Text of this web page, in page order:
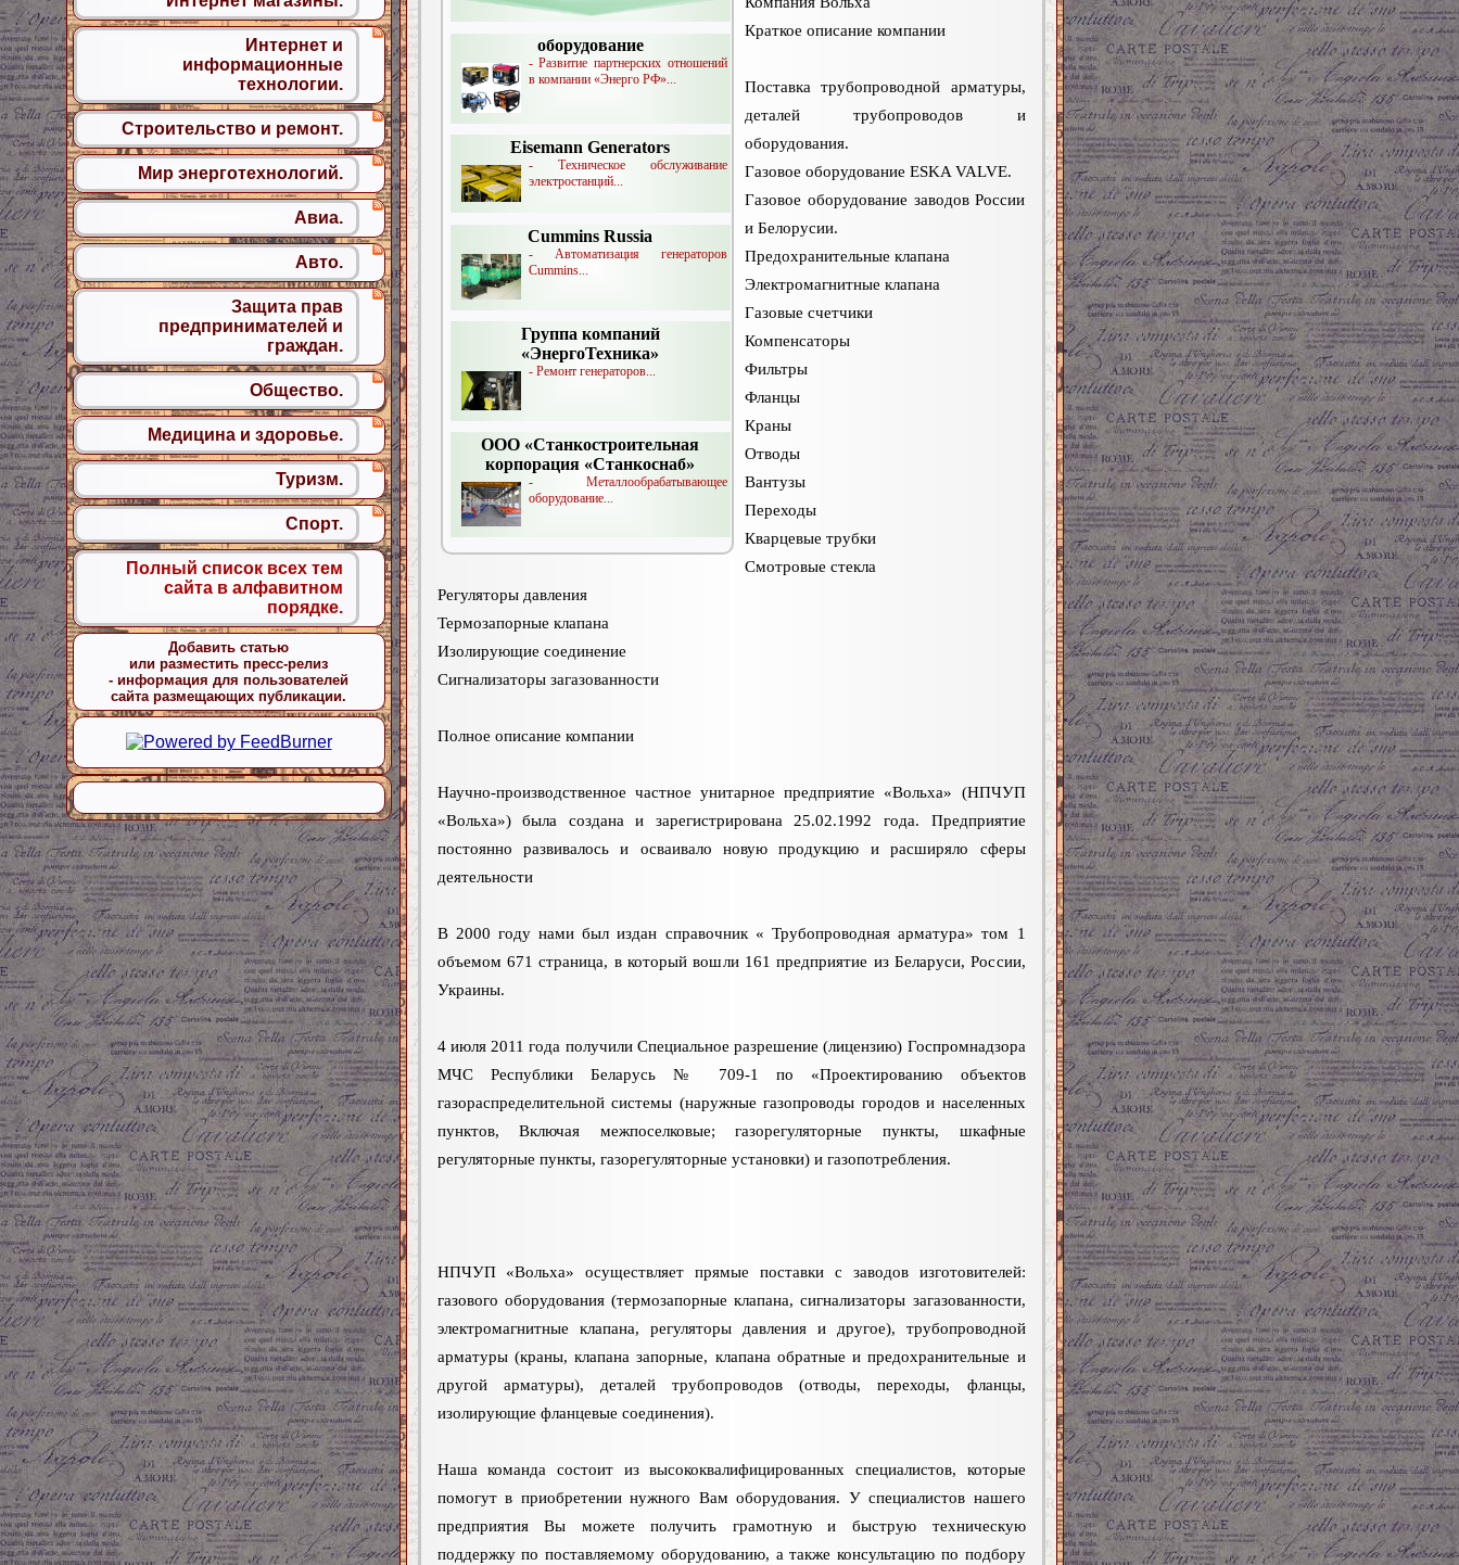
оборудование
- Развитие партнерских отношений
в компании «Энерго РФ»...
Eisemann Generators
- Техническое обслуживание
электростанций...
Cummins Russia
- Автоматизация генераторов
Cummins...
Группа компаний
«ЭнергоТехника»
- Ремонт генераторов...
ООО «Станкостроительная
корпорация «Станкоснаб»
- Металлообрабатывающее
оборудование...
Краткое описание компании
Поставка трубопроводной арматуры,
деталей трубопроводов и
оборудования.
Газовое оборудование ESKA VALVE.
Газовое оборудование заводов России
и Белорусии.
Предохранительные клапана
Электромагнитные клапана
Газовые счетчики
Компенсаторы
Фильтры
Фланцы
Краны
Отводы
Вантузы
Переходы
Кварцевые трубки
Смотровые стекла
Регуляторы давления
Термозапорные клапана
Изолирующие соединение
Сигнализаторы загазованности
Полное описание компании
Научно-производственное частное унитарное предприятие «Вольха» (НПЧУП
«Вольха») была создана и зарегистрирована 25.02.1992 года. Предприятие
постоянно развивалось и осваивало новую продукцию и расширяло сферы
деятельности
В 2000 году нами был издан справочник « Трубопроводная арматура» том 1
объемом 671 страница, в который вошли 161 предприятие из Беларуси, России,
Украины.
4 июля 2011 года получили Специальное разрешение (лицензию) Госпромнадзора
МЧС Республики Беларусь № 709-1 по «Проектированию объектов
газораспределительной системы (наружные газопроводы городов и населенных
пунктов, Включая межпоселковые; газорегуляторные пункты, шкафные
регуляторные пункты, газорегуляторные установки) и газопотребления.
НПЧУП «Вольха» осуществляет прямые поставки с заводов изготовителей:
газового оборудования (термозапорные клапана, сигнализаторы загазованности,
электромагнитные клапана, регуляторы давления и другое), трубопроводной
арматуры (краны, клапана запорные, клапана обратные и предохранительные и
другой арматуры), деталей трубопроводов (отводы, переходы, фланцы,
изолирующие фланцевые соединения).
Наша команда состоит из высококвалифицированных специалистов, которые
помогут в приобретении нужного Вам оборудования. У специалистов нашего
предприятия Вы можете получить грамотную и быструю техническую
поддержку по поставляемому оборудованию, а также консультацию по подбору
Интернет и
информационные
технологии.
Строительство и ремонт.
Мир энерготехнологий.
Авиа.
Авто.
Защита прав
предпринимателей и
граждан.
Общество.
Медицина и здоровье.
Туризм.
Спорт.
Полный список всех тем
сайта в алфавитном
порядке.
Добавить статью
или разместить пресс-релиз
- информация для пользователей
сайта размещающих публикации.